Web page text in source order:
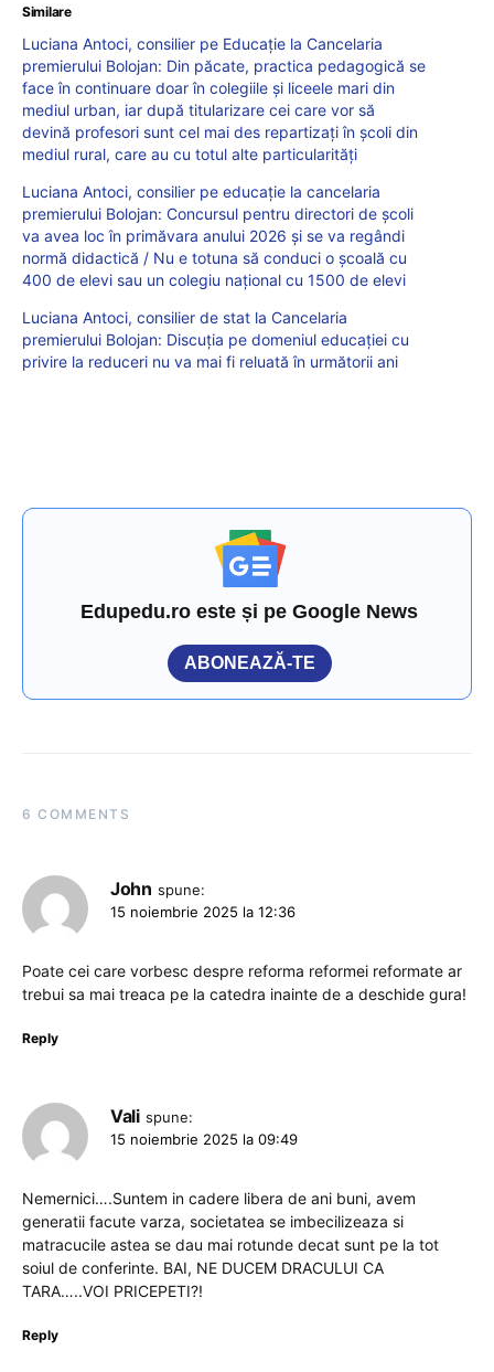
Similare
Luciana Antoci, consilier pe Educație la Cancelaria
premierului Bolojan: Din păcate, practica pedagogică se
face în continuare doar în colegiile și liceele mari din
mediul urban, iar după titularizare cei care vor să
devină profesori sunt cel mai des repartizați în școli din
mediul rural, care au cu totul alte particularități
Luciana Antoci, consilier pe educație la cancelaria
premierului Bolojan: Concursul pentru directori de școli
va avea loc în primăvara anului 2026 și se va regândi
normă didactică / Nu e totuna să conduci o școală cu
400 de elevi sau un colegiu național cu 1500 de elevi
Luciana Antoci, consilier de stat la Cancelaria
premierului Bolojan: Discuția pe domeniul educației cu
privire la reduceri nu va mai fi reluată în următorii ani
Edupedu.ro este și pe Google News
ABONEAZĂ-TE
6 COMMENTS
John spune:
15 noiembrie 2025 la 12:36
Poate cei care vorbesc despre reforma reformei reformate ar
trebui sa mai treaca pe la catedra inainte de a deschide gura!
Reply
Vali spune:
15 noiembrie 2025 la 09:49
Nemernici….Suntem in cadere libera de ani buni, avem
generatii facute varza, societatea se imbecilizeaza si
matracucile astea se dau mai rotunde decat sunt pe la tot
soiul de conferinte. BAI, NE DUCEM DRACULUI CA
TARA…..VOI PRICEPETI?!
Reply